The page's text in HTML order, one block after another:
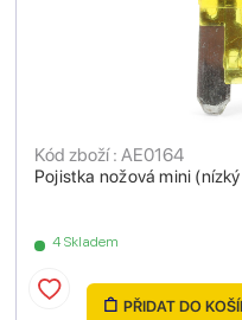
Pojistka nožová mini
Kód zboží : AE0164
4 Skladem
PŘIDAT DO